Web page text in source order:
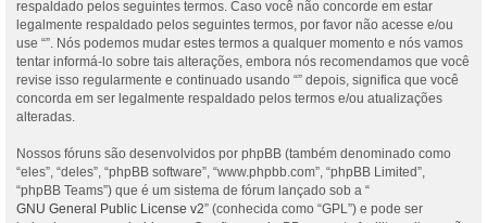
respaldado pelos seguintes termos. Caso você não concorde em estar
legalmente respaldado pelos seguintes termos, por favor não acesse e/ou
use “”. Nós podemos mudar estes termos a qualquer momento e nós vamos
tentar informá-lo sobre tais alterações, embora nós recomendamos que você
revise isso regularmente e continuado usando “” depois, significa que você
concorda em ser legalmente respaldado pelos termos e/ou atualizações
alteradas.
Nossos fóruns são desenvolvidos por phpBB (também denominado como
“eles”, “deles”, “phpBB software”, “www.phpbb.com”, “phpBB Limited”,
“phpBB Teams”) que é um sistema de fórum lançado sob a “
GNU General Public License v2” (conhecida como “GPL”) e pode ser